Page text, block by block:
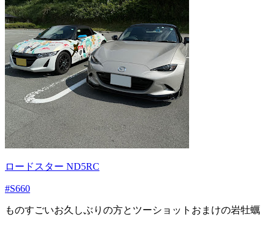
ロードスター ND5RC
#S660
ものすごいお久しぶりの方とツーショットおまけの岩牡蠣